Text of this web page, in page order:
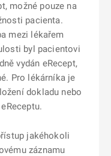
možné pouze na
pacienta.
mezi lékařem
byl pacientovi
vydán eRecept,
Pro lékárníka je
dokladu nebo
jakéhokoli
záznamu